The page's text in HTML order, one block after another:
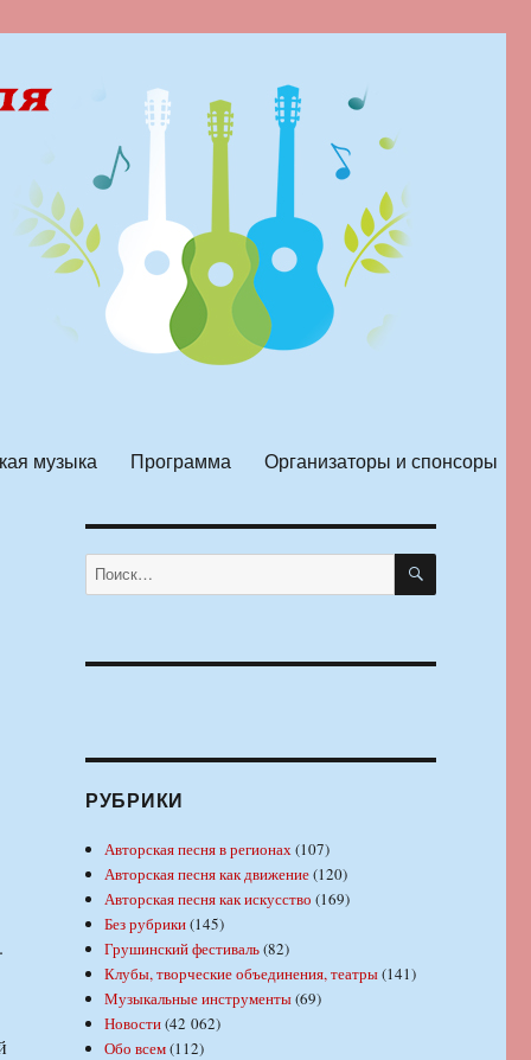
музыка Программа Организаторы и спонсоры
Искать: ПОИСК
РУБРИКИ
Авторская песня в регионах(107)
Авторская песня как движение(120)
Авторская песня как искусство (169)
Без рубрики(145)
Грушинский фестиваль(82)
Клубы, творческие объединения, театры(141)
Музыкальные инструменты(69)
Новости(42 062)
Обо всем(112)